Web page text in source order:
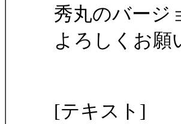
秀丸のバージ
よろしくお願
[テキスト]